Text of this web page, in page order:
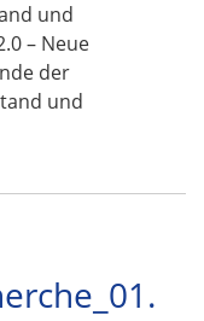
und
– Neue
der
und